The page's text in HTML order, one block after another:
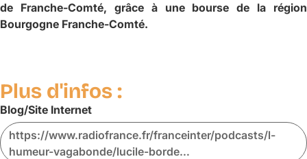
de Franche-Comté, grâce à une bourse de la région
Bourgogne Franche-Comté.
Plus d'infos :
Blog/Site Internet
https://www.radiofrance.fr/franceinter/podcasts/l-
humeur-vagabonde/lucile-borde…